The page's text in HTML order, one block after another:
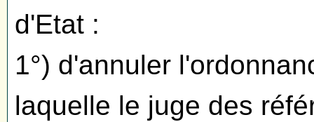
d'Etat :
1°) d'annuler
laquelle le juge des